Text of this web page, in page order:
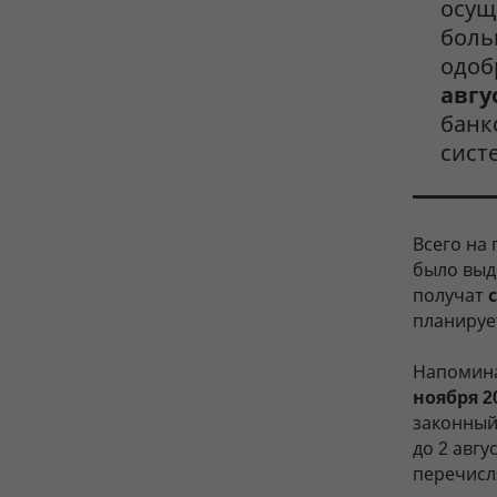
Всего
было
получат
ноября
до 2